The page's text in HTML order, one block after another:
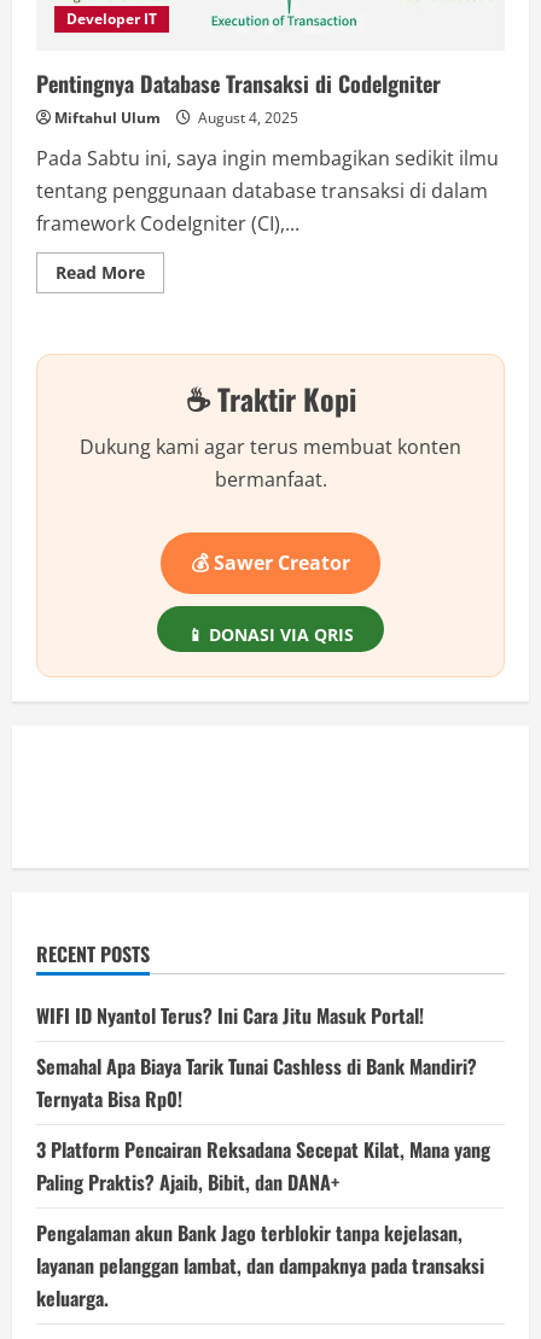
Developer IT
Pentingnya Database Transaksi di CodeIgniter
Miftahul Ulum August 4, 2025
Pada Sabtu ini, saya ingin membagikan sedikit ilmu
tentang penggunaan database transaksi di dalam
framework CodeIgniter (CI),...
Read MoreRead
more
Transaksi
CodeIgniter
☕ Traktir Kopi
Dukung kami agar terus membuat konten
bermanfaat.
💰 Sawer Creator
📱 DONASI VIA QRIS
RECENT POSTS
WIFI ID Nyantol Terus? Ini Cara Jitu Masuk Portal!
Semahal Apa Biaya Tarik Tunai Cashless di Bank Mandiri?
Ternyata Bisa Rp0!
3 Platform Pencairan Reksadana Secepat Kilat, Mana yang
Paling Praktis? Ajaib, Bibit, dan DANA+
Pengalaman akun Bank Jago terblokir tanpa kejelasan,
layanan pelanggan lambat, dan dampaknya pada transaksi
keluarga.